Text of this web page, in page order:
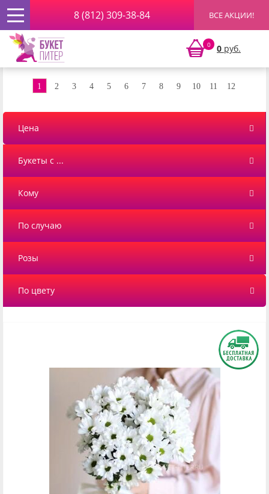
ВСЕ АКЦИИ!
8 (812) 309-38-84
0 0 руб.
Главная » ВЕСЕННИЕ ЦВЕТЫ
ВЕСЕННИЕ ЦВЕТЫ
1 2 3 4 5 6 7 8 9 10 11 12
Цена
Букеты с ...
Кому
По случаю
Розы
По цвету